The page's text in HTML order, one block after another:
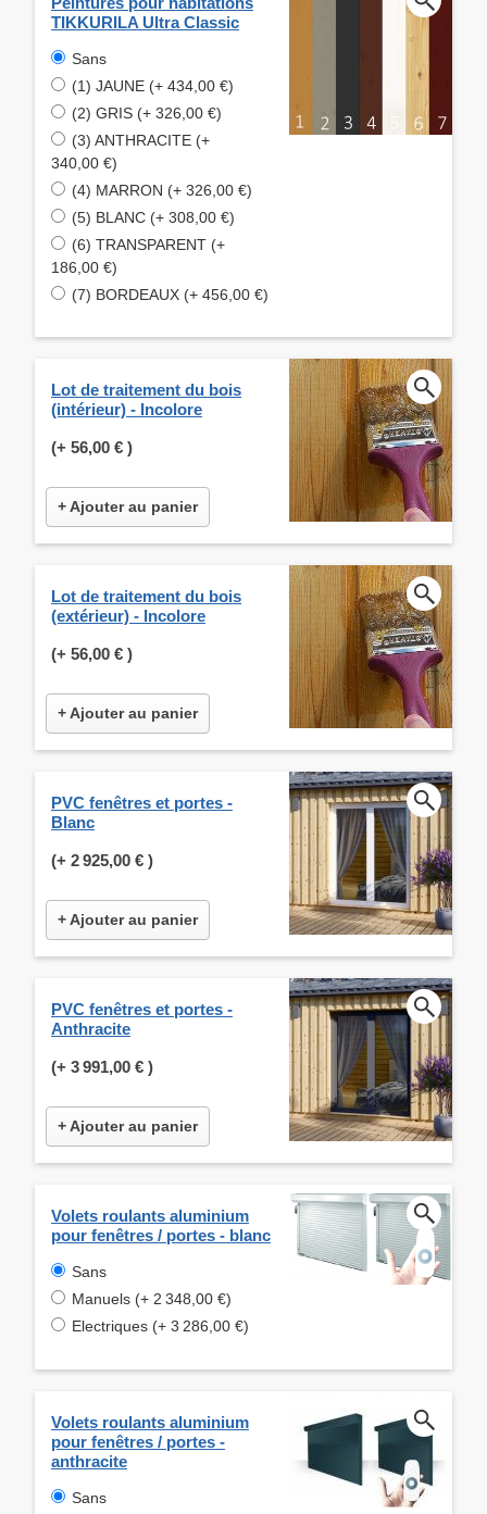
TIKKURILA Ultra Classic
Sans
(1) JAUNE (+ 434,00 €)
(2) GRIS (+ 326,00 €)
(3) ANTHRACITE (+
340,00 €)
(4) MARRON (+ 326,00 €)
(5) BLANC (+ 308,00 €)
(6) TRANSPARENT (+
186,00 €)
(7) BORDEAUX (+ 456,00 €)
Lot de traitement du bois
(intérieur) - Incolore
(+ 56,00 € )
+ Ajouter au panier
Lot de traitement du bois
(extérieur) - Incolore
(+ 56,00 € )
+ Ajouter au panier
PVC fenêtres et portes -
Blanc
(+ 2 925,00 € )
+ Ajouter au panier
PVC fenêtres et portes -
Anthracite
(+ 3 991,00 € )
+ Ajouter au panier
Volets roulants aluminium
pour fenêtres / portes - blanc
Sans
Manuels (+ 2 348,00 €)
Electriques (+ 3 286,00 €)
Volets roulants aluminium
pour fenêtres / portes -
anthracite
Sans